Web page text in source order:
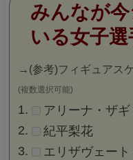
みんなが
いる女子選
→ (参考)フィギュアス
(複数選択可能)
アリーナ・ザギ
紀平梨花
エリザヴェー